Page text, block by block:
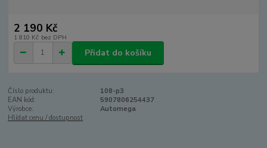
2 190 Kč
1 810 Kč bez DPH
Přidat do košíku
Číslo produktu:
108-p3
EAN kód:
5907806254437
Výrobce:
Automega
Hlídat cenu / dostupnost